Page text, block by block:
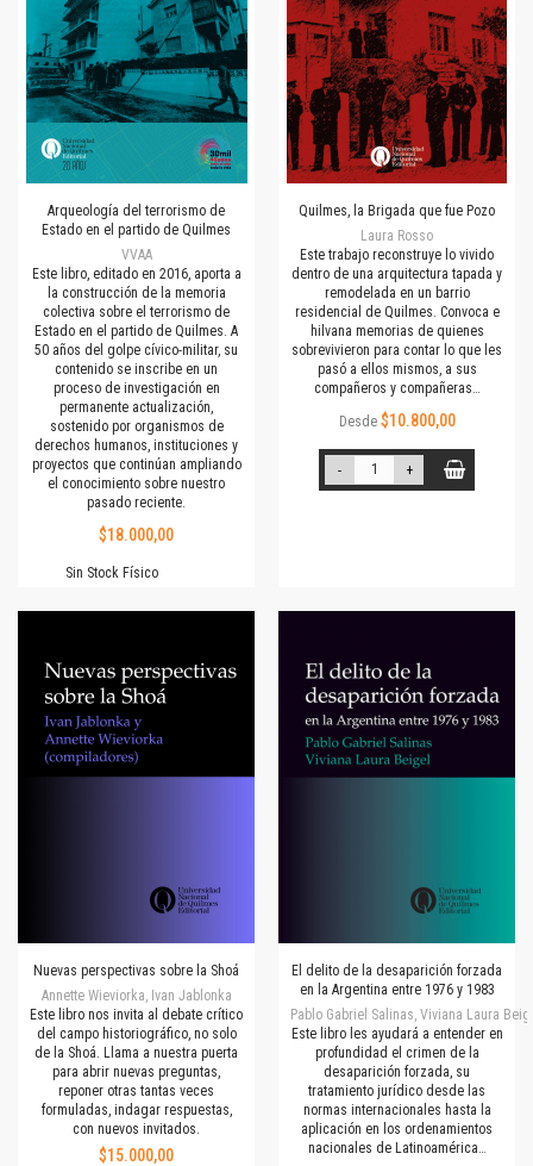
Arqueología del terrorismo de
Estado en el partido de Quilmes
VVAA
Este libro, editado en 2016, aporta a
la construcción de la memoria
colectiva sobre el terrorismo de
Estado en el partido de Quilmes. A
50 años del golpe cívico-militar, su
contenido se inscribe en un
proceso de investigación en
permanente actualización,
sostenido por organismos de
derechos humanos, instituciones y
proyectos que continúan ampliando
el conocimiento sobre nuestro
pasado reciente.
$18.000,00
Sin Stock Físico
Quilmes, la Brigada que fue Pozo
Laura Rosso
Este trabajo reconstruye lo vivido
dentro de una arquitectura tapada y
remodelada en un barrio
residencial de Quilmes. Convoca e
hilvana memorias de quienes
sobrevivieron para contar lo que les
pasó a ellos mismos, a sus
compañeros y compañeras…
Desde $10.800,00
- +
Nuevas perspectivas sobre la Shoá
Annette Wieviorka, Ivan Jablonka
Este libro nos invita al debate crítico
del campo historiográfico, no solo
de la Shoá. Llama a nuestra puerta
para abrir nuevas preguntas,
reponer otras tantas veces
formuladas, indagar respuestas,
con nuevos invitados.
$15.000,00
El delito de la desaparición forzada
en la Argentina entre 1976 y 1983
Pablo Gabriel Salinas, Viviana Laura
Este libro les ayudará a entender en
profundidad el crimen de la
desaparición forzada, su
tratamiento jurídico desde las
normas internacionales hasta la
aplicación en los ordenamientos
nacionales de Latinoamérica…